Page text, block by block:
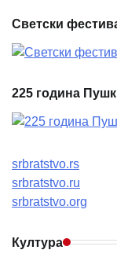
Светски
225 година
srbratstvo.rs
srbratstvo.ru
srbratstvo.org
Култура